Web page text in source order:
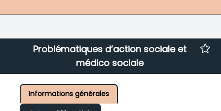
Problématiques d’action sociale et
médico sociale
Informations générales